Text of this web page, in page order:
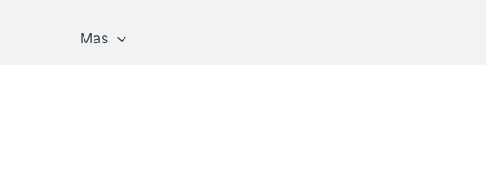
Mas